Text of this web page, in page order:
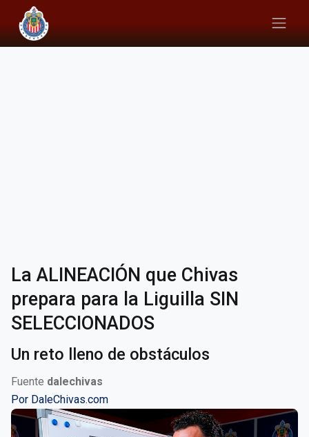
La ALINEACIÓN que Chivas
prepara para la Liguilla SIN
SELECCIONADOS
Un reto lleno de obstáculos
Fuente dalechivas
Por DaleChivas.com